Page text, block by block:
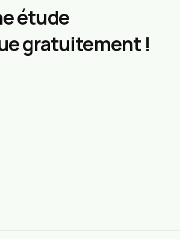
étude
gratuitement !